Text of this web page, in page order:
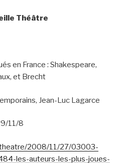
Théâtre
en France : Shakespeare,
et Brecht
Jean-Luc Lagarce
11/8
2008/11/27/03003-
les-auteurs-les-plus-joues-